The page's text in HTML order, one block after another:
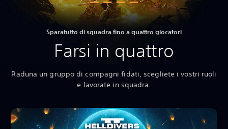
Sparatutto di squadra fino a quattro giocatori
Farsi in quattro
Raduna un gruppo di compagni fidati, scegliete i vostri ruoli
e lavorate in squadra.